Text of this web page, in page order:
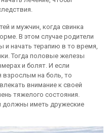
и мужчин, когда свинка
В этом случае родители
и начать терапию в то время,
Тогда половые железы
и болят. И если
взрослым на боль, то
внимание к своей
тяжелого состояния.
должны иметь дружеские